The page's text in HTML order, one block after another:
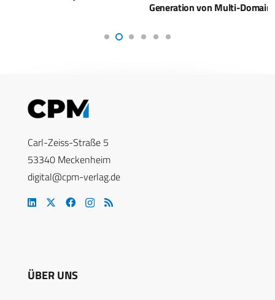
Generation von Multi-Domain-Robotersystemen
Carl-Zeiss-Straße 5
53340 Meckenheim
digital@cpm-verlag.de
ÜBER UNS